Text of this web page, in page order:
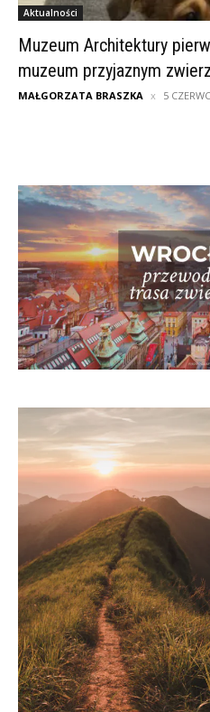
Aktualności
Muzeum Architektury
muzeum przyjaznym
MAŁGORZATA BRASZKA 5